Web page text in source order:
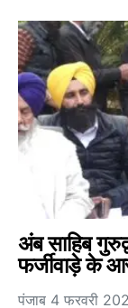
अंब साहिब
फर्जीवाड़े के
पंजाब 4 फरवरी